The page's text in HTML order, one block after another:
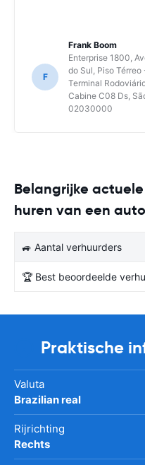
F
Frank Boom
Enterprise 1800,
do Sul, Piso Térreo
Terminal
Cabine C08 Ds,
02030000
Belangrijke
huren van een
🚙 Aantal verhuurders
🏆 Best beoordeelde
Praktische
Valuta
Brazilian real
Rijrichting
Rechts